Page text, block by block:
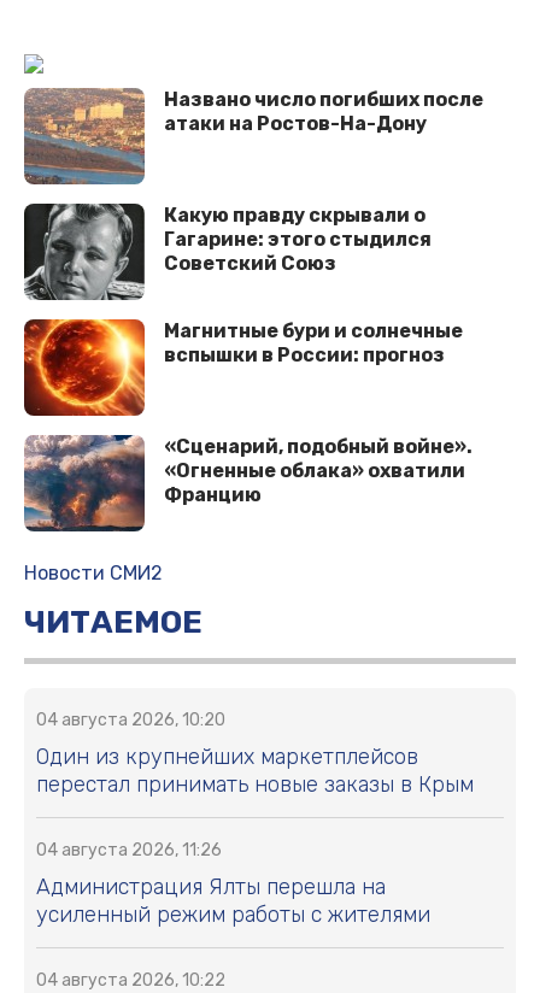
Названо число погибших после
атаки на Ростов-На-Дону
Какую правду скрывали о
Гагарине: этого стыдился
Советский Союз
Магнитные бури и солнечные
вспышки в России: прогноз
«Сценарий, подобный войне».
«Огненные облака» охватили
Францию
Новости СМИ2
ЧИТАЕМОЕ
04 августа 2026, 10:20
Один из крупнейших маркетплейсов
перестал принимать новые заказы в Крым
04 августа 2026, 11:26
Администрация Ялты перешла на
усиленный режим работы с жителями
04 августа 2026, 10:22